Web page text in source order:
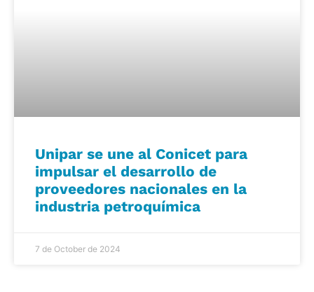
Unipar se une al Conicet para
impulsar el desarrollo de
proveedores nacionales en la
industria petroquímica
7 de October de 2024